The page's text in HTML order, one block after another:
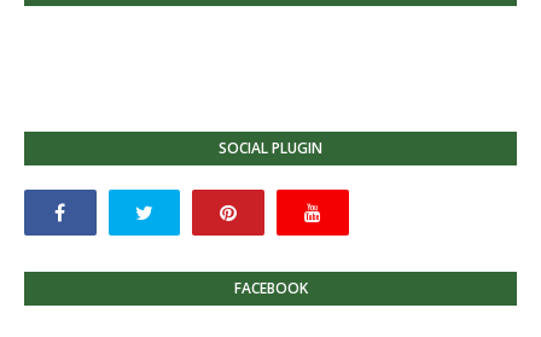
SOCIAL PLUGIN
FACEBOOK